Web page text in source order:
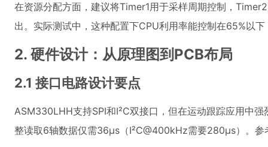
在资源分配方面，建议将Timer1用于采样周期控制，
出。实际测试中，这种配置下CPU利用率能控制在65%以
2. 硬件设计：从原理图到PCB布局
2.1 接口电路设计要点
ASM330LHH支持SPI和I²C双接口，但在运动跟踪应用中
整读取6轴数据仅需36μs（I²C@400kHz需要280μs）。参